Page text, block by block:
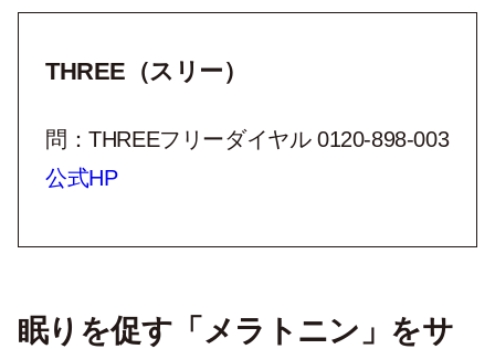
THREE（スリー）
問：THREEフリーダイヤル 0120-898-003
公式HP
眠りを促す「メラトニン」をサ